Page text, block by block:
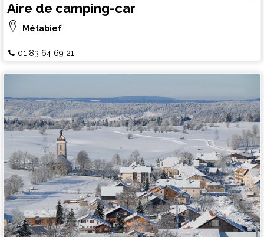
Aire de camping-car
Métabief
01 83 64 69 21